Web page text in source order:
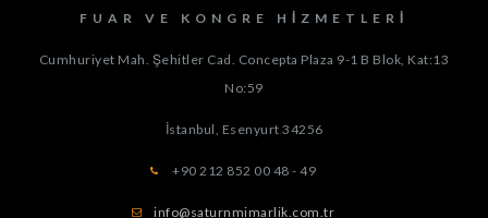
FUAR VE KONGRE HIZMETLERI
Cumhuriyet Mah. Şehitler Cad. Concepta Plaza 9-1 B Blok, Kat:13
No:59
İstanbul, Esenyurt 34256
+90 212 852 00 48 - 49
info@saturnmimarlik.com.tr